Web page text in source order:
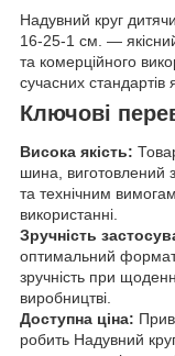
Надувний круг
16-25-1 см. —
та комерційного
сучасних стандартів
Ключові
Висока якість:
шина, виготовлений
та технічним
використанні.
Зручність
оптимальний
зручність при
виробництві.
Доступна ціна:
робить Надувний